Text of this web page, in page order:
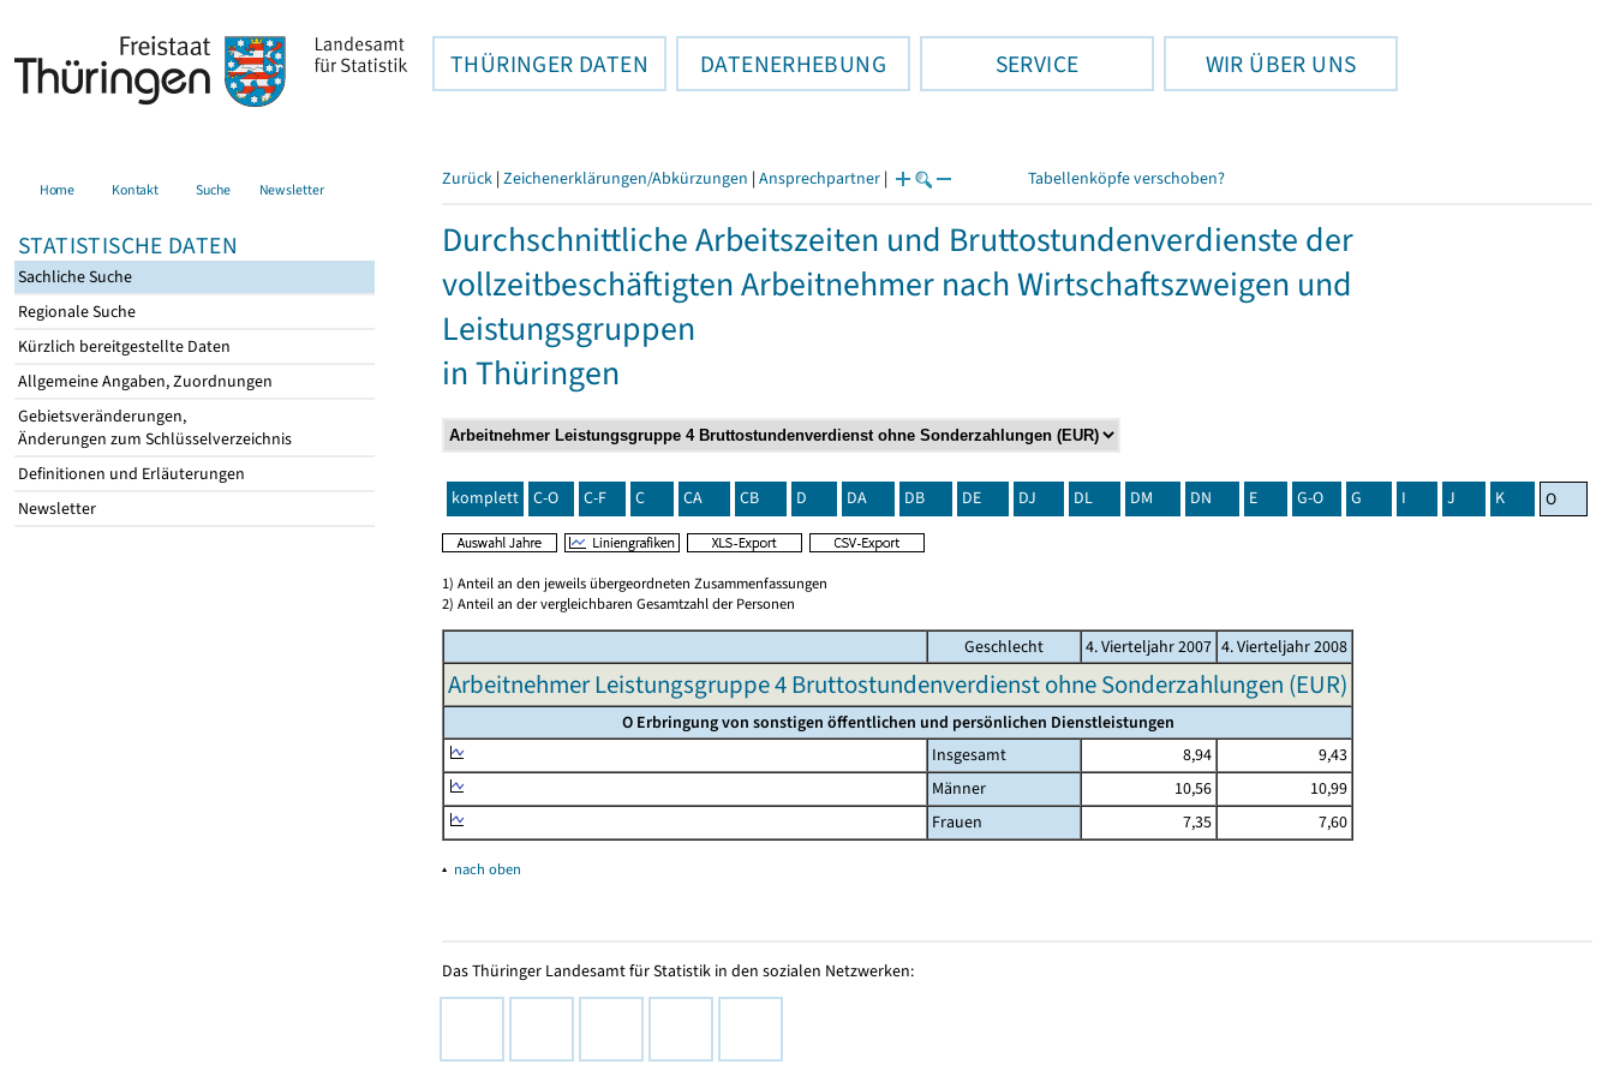
THÜRINGER DATEN DATENERHEBUNG SERVICE WIR ÜBER UNS
Home Kontakt Suche Newsletter
STATISTISCHE DATEN
Sachliche Suche
Regionale Suche
Kürzlich bereitgestellte Daten
Allgemeine Angaben, Zuordnungen
Gebietsveränderungen,
Änderungen zum Schlüsselverzeichnis
Definitionen und Erläuterungen
Newsletter
Zurück | Zeichenerklärungen/Abkürzungen | Ansprechpartner | Tabellenköpfe verschoben?
Durchschnittliche Arbeitszeiten und Bruttostundenverdienste der
vollzeitbeschäftigten Arbeitnehmer nach Wirtschaftszweigen und
Leistungsgruppen
in Thüringen
komplett C-O C-F C CA CB D DA DB DE DJ DL DM DN E G-O G I J K O
1) Anteil an den jeweils übergeordneten Zusammenfassungen
2) Anteil an der vergleichbaren Gesamtzahl der Personen
Geschlecht 4. Vierteljahr 2007 4. Vierteljahr 2008
Arbeitnehmer Leistungsgruppe 4 Bruttostundenverdienst ohne Sonderzahlungen (EUR)
O Erbringung von sonstigen öffentlichen und persönlichen Dienstleistungen
Insgesamt
8,94
9,43
Männer
10,56
10,99
Frauen
7,35 7,60
▴ nach oben
Das Thüringer Landesamt für Statistik in den sozialen Netzwerken: